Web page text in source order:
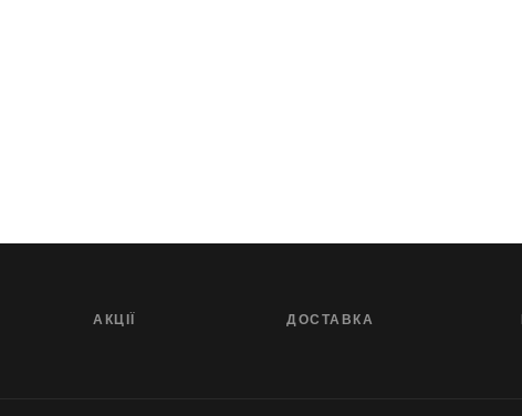
АКЦІЇ ДОСТАВКА